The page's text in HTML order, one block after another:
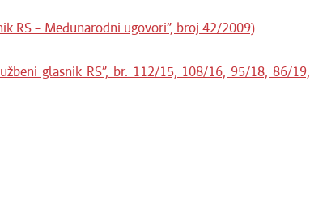
RS – Međunarodni ugovori”, broj 42/2009)
glasnik RS”, br. 112/15, 108/16, 95/18, 86/19,